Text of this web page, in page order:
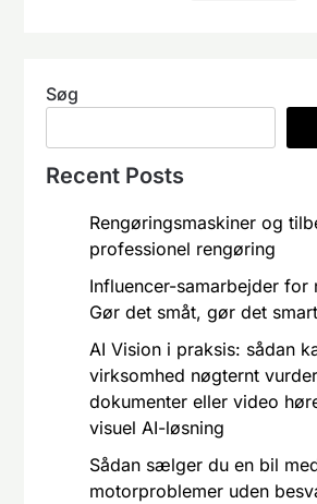
Søg
Recent Posts
Rengøringsmaskiner og
professionel rengøring
Influencer-samarbejder for
Gør det småt, gør det smart
AI Vision i praksis: sådan
virksomhed nøgternt
dokumenter eller video
visuel AI-løsning
Sådan sælger du en bil
motorproblemer uden